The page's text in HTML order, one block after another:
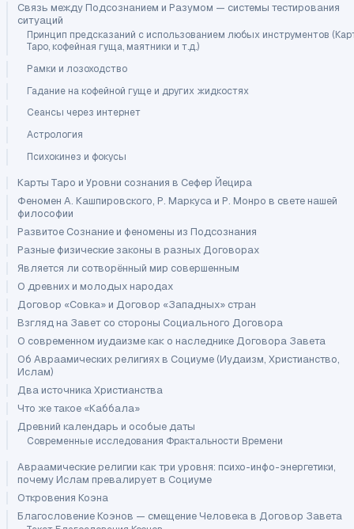
Связь между Подсознанием и Разумом — системы тестирования
ситуаций
Принцип предсказаний с использованием любых инструментов
Таро, кофейная гуща, маятники и т.д.)
Рамки и лозоходство
Гадание на кофейной гуще и других жидкостях
Сеансы через интернет
Астрология
Психокинез и фокусы
Карты Таро и Уровни сознания в Сефер Йецира
Феномен А. Кашпировского, Р. Маркуса и Р. Монро в свете нашей
философии
Развитое Сознание и феномены из Подсознания
Разные физические законы в разных Договорах
Является ли сотворённый мир совершенным
О древних и молодых народах
Договор «Совка» и Договор «Западных» стран
Взгляд на Завет со стороны Социального Договора
О современном иудаизме как о наследнике Договора Завета
Об Авраамических религиях в Социуме (Иудаизм, Христианство,
Ислам)
Два источника Христианства
Что же такое «Каббала»
Древний календарь и особые даты
Современные исследования Фрактальности Времени
Авраамические религии как три уровня: психо-инфо-энергетики,
почему Ислам превалирует в Социуме
Откровения Коэна
Благословение Коэнов — смещение Человека в Договор Завета